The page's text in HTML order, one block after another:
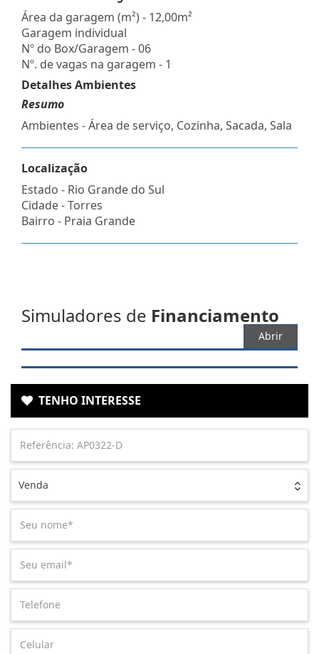
Área da garagem (m²) - 12,00m²
Garagem individual
Nº do Box/Garagem - 06
Nº. de vagas na garagem - 1
Detalhes Ambientes
Resumo
Ambientes - Área de serviço, Cozinha, Sacada, Sala
Localização
Estado - Rio Grande do Sul
Cidade -Torres
Bairro - Praia Grande
Simuladores de Financiamento
Abrir
TENHO INTERESSE
Venda